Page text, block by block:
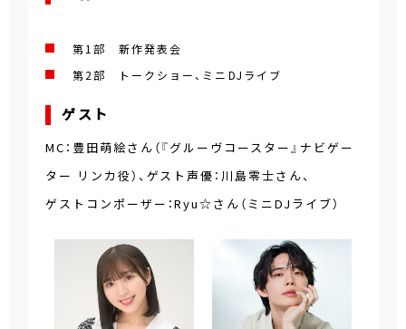
第1部 新作発表会
第2部 トークショー、ミニDJライブ
ゲスト
MC：豊田萌絵さん（『グルーヴコースター』ナビゲー
ター リンカ役）、ゲスト声優：川島零士さん、
ゲストコンポーザー：Ryu☆さん（ミニDJライブ）